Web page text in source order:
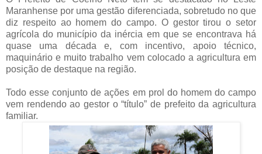
Maranhense por uma gestão diferenciada, sobretudo no que
diz respeito ao homem do campo. O gestor tirou o setor
agrícola do município da inércia em que se encontrava há
quase uma década e, com incentivo, apoio técnico,
maquinário e muito trabalho vem colocado a agricultura em
posição de destaque na região.
Todo esse conjunto de ações em prol do homem do campo
vem rendendo ao gestor o “título” de prefeito da agricultura
familiar.